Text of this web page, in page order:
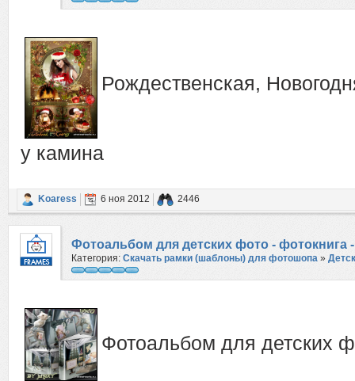
Рождественская,
у камина
Koaress 6 ноя 2012 2446
Фотоальбом для детских фото -
Категория: Скачать рамки (шаблоны) для фотошопа »
Фотоальбом для детских